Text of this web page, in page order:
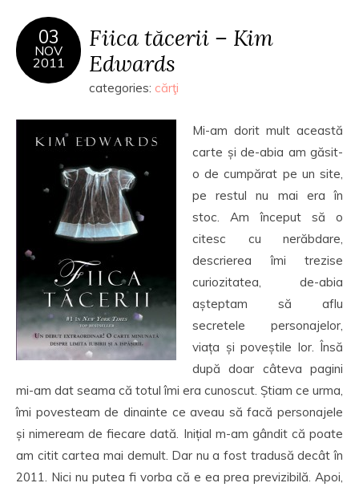
03
NOV
2011
Fiica tăcerii – Kim
Edwards
categories: cărţi
Mi-am dorit mult această
carte și de-abia am găsit-
o de cumpărat pe un site,
pe restul nu mai era în
stoc. Am început să o
citesc cu nerăbdare,
descrierea îmi trezise
curiozitatea, de-abia
așteptam să aflu
secretele personajelor,
viața și poveștile lor. Însă
după doar câteva pagini
mi-am dat seama că totul îmi era cunoscut. Știam ce urma,
îmi povesteam de dinainte ce aveau să facă personajele
și nimeream de fiecare dată. Inițial m-am gândit că poate
am citit cartea mai demult. Dar nu a fost tradusă decât în
2011. Nici nu putea fi vorba că e ea prea previzibilă. Apoi,